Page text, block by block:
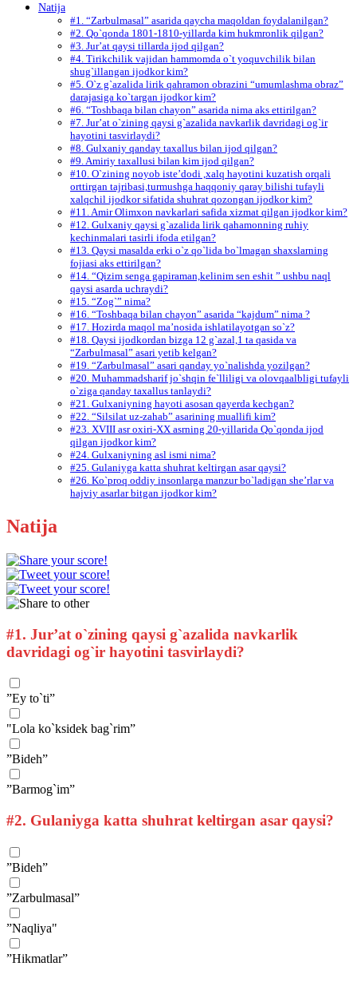
Natija
#1. “Zarbulmasal” asarida qaycha maqoldan foydalanilgan?
#2. Qo`qonda 1801-1810-yillarda kim hukmronlik qilgan?
#3. Jur’at qaysi tillarda ijod qilgan?
#4. Tirikchilik vajidan hammomda o`t yoquvchilik bilan
shug`illangan ijodkor kim?
#5. O`z g`azalida lirik qahramon obrazini “umumlashma obraz”
darajasiga ko`targan ijodkor kim?
#6. “Toshbaqa bilan chayon” asarida nima aks ettirilgan?
#7. Jur’at o`zining qaysi g`azalida navkarlik davridagi og`ir
hayotini tasvirlaydi?
#8. Gulxaniy qanday taxallus bilan ijod qilgan?
#9. Amiriy taxallusi bilan kim ijod qilgan?
#10. O`zining noyob iste’dodi ,xalq hayotini kuzatish orqali
orttirgan tajribasi,turmushga haqqoniy qaray bilishi tufayli
xalqchil ijodkor sifatida shuhrat qozongan ijodkor kim?
#11. Amir Olimxon navkarlari safida xizmat qilgan ijodkor kim?
#12. Gulxaniy qaysi g`azalida lirik qahamonning ruhiy
kechinmalari tasirli ifoda etilgan?
#13. Qaysi masalda erki o`z qo`lida bo`lmagan shaxslarning
fojiasi aks ettirilgan?
#14. “Qizim senga gapiraman,kelinim sen eshit ” ushbu naql
qaysi asarda uchraydi?
#15. “Zog`” nima?
#16. “Toshbaqa bilan chayon” asarida “kajdum” nima ?
#17. Hozirda maqol ma’nosida ishlatilayotgan so`z?
#18. Qaysi ijodkordan bizga 12 g`azal,1 ta qasida va
“Zarbulmasal” asari yetib kelgan?
#19. “Zarbulmasal” asari qanday yo`nalishda yozilgan?
#20. Muhammadsharif jo`shqin fe`lliligi va olovqaalbligi tufayli
o`ziga qanday taxallus tanlaydi?
#21. Gulxaniyning hayoti asosan qayerda kechgan?
#22. “Silsilat uz-zahab” asarining muallifi kim?
#23. XVIII asr oxiri-XX asrning 20-yillarida Qo`qonda ijod
qilgan ijodkor kim?
#24. Gulxaniyning asl ismi nima?
#25. Gulaniyga katta shuhrat keltirgan asar qaysi?
#26. Ko`proq oddiy insonlarga manzur bo`ladigan she’rlar va
hajviy asarlar bitgan ijodkor kim?
Natija
#1. Jur’at o`zining qaysi g`azalida navkarlik
davridagi og`ir hayotini tasvirlaydi?
”Ey to`ti”
"Lola ko`ksidek bag`rim”
”Bideh”
”Barmog`im”
#2. Gulaniyga katta shuhrat keltirgan asar qaysi?
”Bideh”
”Zarbulmasal”
”Naqliya"
”Hikmatlar”